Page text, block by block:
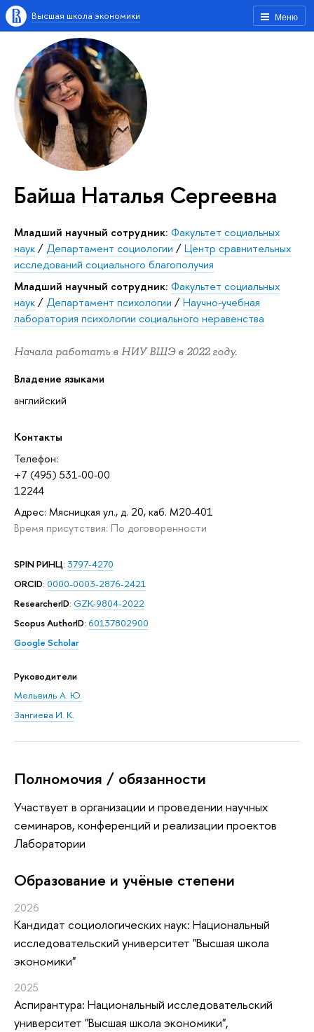
Меню
Высшая школа экономики
Байша Наталья Сергеевна
Младший научный сотрудник: Факультет социальных
наук/Департамент социологии /Центр сравнительных
исследований социального благополучия
Младший научный сотрудник: Факультет социальных
наук/Департамент психологии /Научно-учебная
лаборатория психологии социального неравенства
Начала работать в НИУ ВШЭ в 2022 году.
Владение языками
английский
Контакты
Телефон:
+7 (495) 531-00-00
12244
Адрес: Мясницкая ул., д. 20, каб. M20-401
Время присутствия: По договоренности
SPIN РИНЦ: 3797-4270
ORCID: 0000-0003-2876-2421
ResearcherID: GZK-9804-2022
Scopus AuthorID: 60137802900
Google Scholar
Руководители
Мельвиль А. Ю.
Зангиева И. К.
Полномочия / обязанности
Участвует в организации и проведении научных
семинаров, конференций и реализации проектов
Лаборатории
Oбразование и учёные степени
2026
Кандидат социологических наук: Национальный
исследовательский университет "Высшая школа
экономики"
2025
Аспирантура: Национальный исследовательский
университет "Высшая школа экономики",